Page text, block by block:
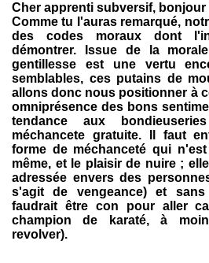
Cher apprenti subversif, bonjour
Comme tu l'auras remarqué,
des codes moraux dont
démontrer. Issue de la
gentillesse est une vertu
semblables, ces putains de
allons donc nous positionner à
omniprésence des bons
tendance aux
méchancete gratuite. Il faut
forme de méchanceté qui
même, et le plaisir de nuire ;
adressée envers des
s'agit de vengeance) et
faudrait être con pour aller
champion de karaté, à
revolver).